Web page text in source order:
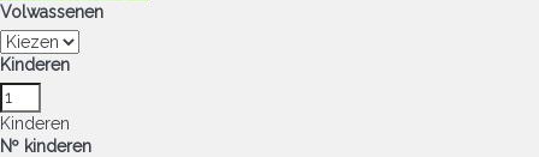
Volwassenen
Kinderen
Kinderen
Nº kinderen